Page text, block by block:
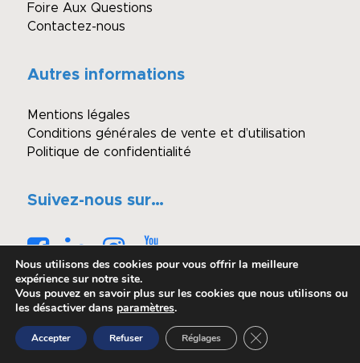
Foire Aux Questions
Contactez-nous
Autres informations
Mentions légales
Conditions générales de vente et d’utilisation
Politique de confidentialité
Suivez-nous sur…
© Copyright - Winimmo enchères
Réalisé par OASIS Projet
Nous utilisons des cookies pour vous offrir la meilleure
expérience sur notre site.
Vous pouvez en savoir plus sur les cookies que nous utilisons ou
les désactiver dans paramètres.
Accepter Refuser Réglages Fermer la bannière